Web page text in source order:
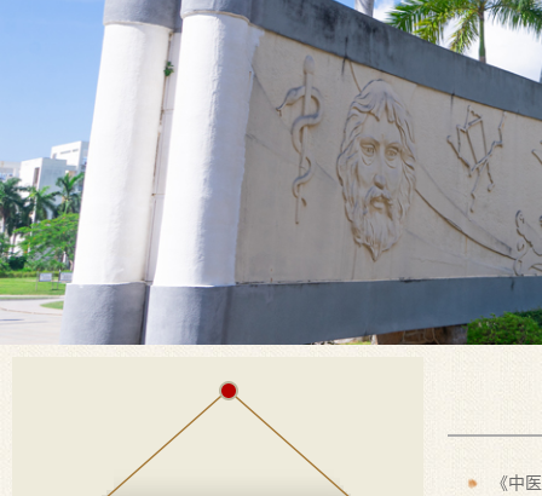
《中